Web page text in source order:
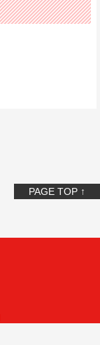
PAGE TOP ↑